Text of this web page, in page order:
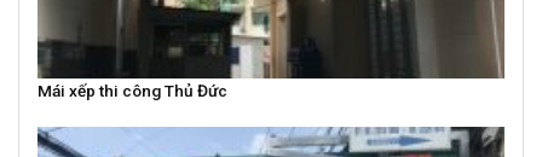
Mái xếp thi công Thủ Đức